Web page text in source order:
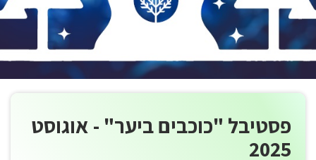
פסטיבל "כוכבים ביער" - אוגוסט
2025